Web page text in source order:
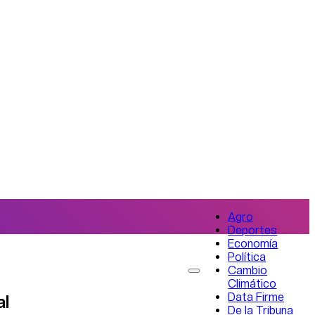
Agro
Deportes
Economía
Política
Cambio
Climático
Data Firme
De la Tribuna